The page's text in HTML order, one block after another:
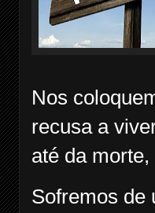
Nos
recusa a
até da
Sofremos de